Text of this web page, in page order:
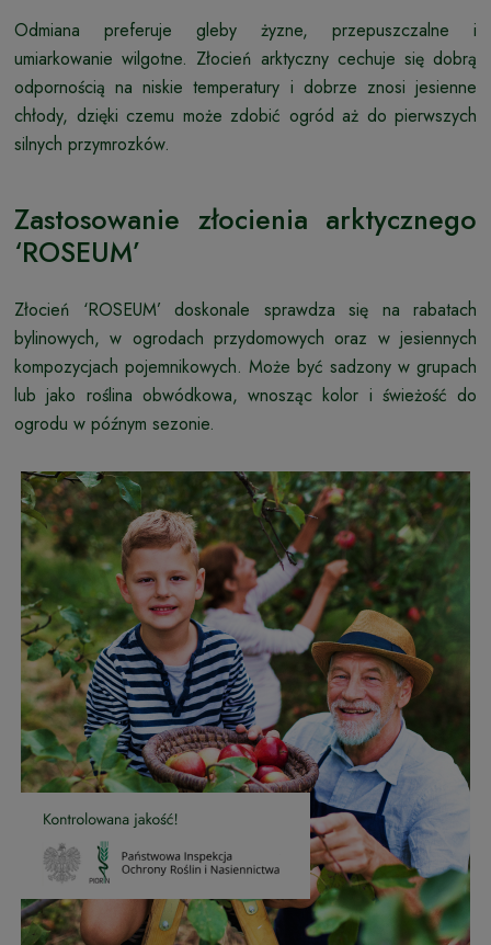
Odmiana preferuje gleby żyzne, przepuszczalne i
umiarkowanie wilgotne. Złocień arktyczny cechuje się dobrą
odpornością na niskie temperatury i dobrze znosi jesienne
chłody, dzięki czemu może zdobić ogród aż do pierwszych
silnych przymrozków.
Zastosowanie złocienia arktycznego
‘ROSEUM’
Złocień ‘ROSEUM’ doskonale sprawdza się na rabatach
bylinowych, w ogrodach przydomowych oraz w jesiennych
kompozycjach pojemnikowych. Może być sadzony w grupach
lub jako roślina obwódkowa, wnosząc kolor i świeżość do
ogrodu w późnym sezonie.